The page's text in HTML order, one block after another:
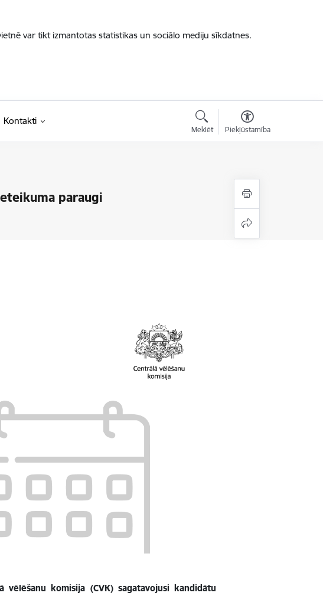
var tikt izmantotas statistikas un sociālo mediju sīkdatnes.
Kontakti
Meklēt Piekļūstamība
paraugi
komisija (CVK) sagatavojusi kandidātu